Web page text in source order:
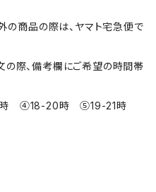
の商品の際は、ヤマト宅急便で
の際、備考欄にご希望の時間帯
④18-20時 ⑤19-21時